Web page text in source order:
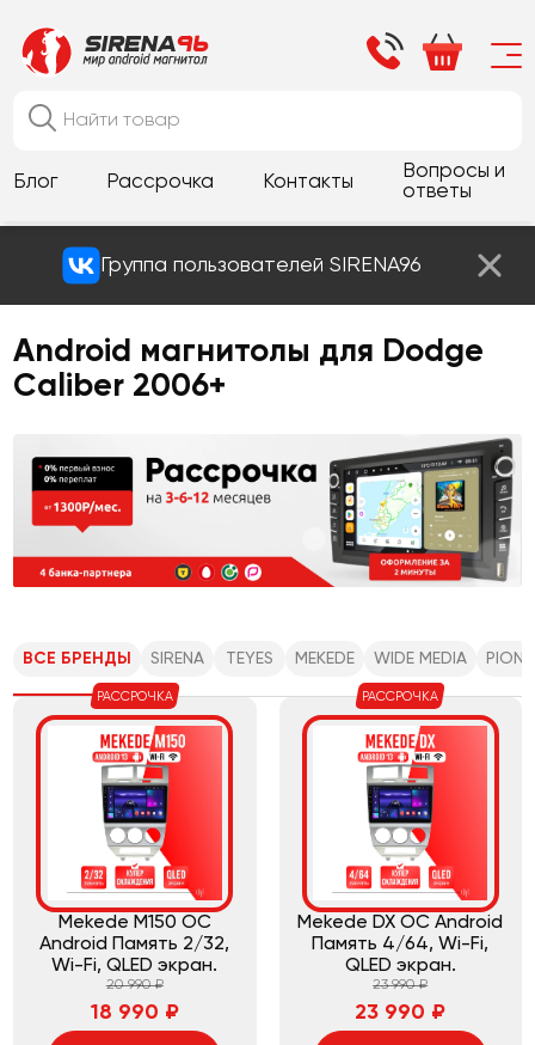
Блог Рассрочка Контакты
Вопросы и
ответы
Группа пользователей SIRENA96
Android магнитолы для Dodge
Caliber 2006+
ВСЕ БРЕНДЫ SIRENA TEYES MEKEDE WIDE MEDIA
РАССРОЧКА
Mekede M150 ОС
Android Память 2/32,
Wi-Fi, QLED экран.
20 990 ₽
18 990 ₽
РАССРОЧКА
Mekede DX ОС Android
Память 4/64, Wi-Fi,
QLED экран.
23 990 ₽
23 990 ₽